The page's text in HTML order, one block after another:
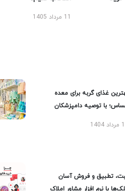
11 مرداد 1405
غذای گربه برای معده
با توصیه دامپزشکان
تطبیق و فروش آسان
با نرم افزار مشاور املاک